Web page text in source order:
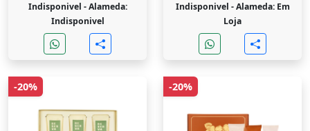
Indisponivel -Alameda:
Indisponivel
Indisponivel -Alameda: Em
Loja
-20% -20%